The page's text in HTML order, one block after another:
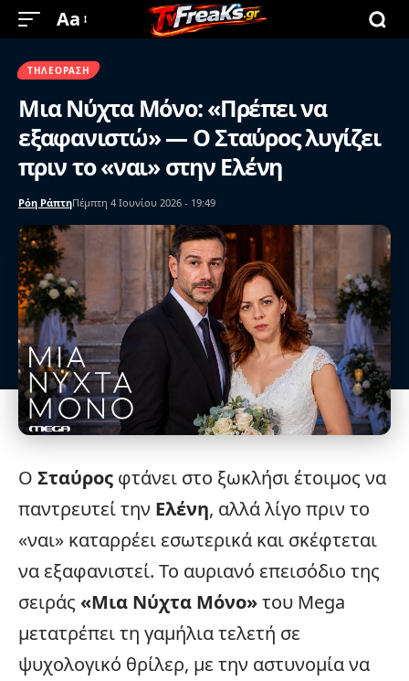
Aa
ΤΗΛΕΌΡΑΣΗ
Μια Νύχτα Μόνο: «Πρέπει να
εξαφανιστώ» — Ο Σταύρος λυγίζει
πριν το «ναι» στην Ελένη
Ρόη ΡάπτηΠέμπτη 4 Ιουνίου 2026 - 19:49
Ο Σταύρος φτάνει στο ξωκλήσι έτοιμος να
παντρευτεί την Ελένη, αλλά λίγο πριν το
«ναι» καταρρέει εσωτερικά και σκέφτεται
να εξαφανιστεί. Το αυριανό επεισόδιο της
σειράς «Μια Νύχτα Μόνο»του Mega
μετατρέπει τη γαμήλια τελετή σε
ψυχολογικό θρίλερ, με την αστυνομία να